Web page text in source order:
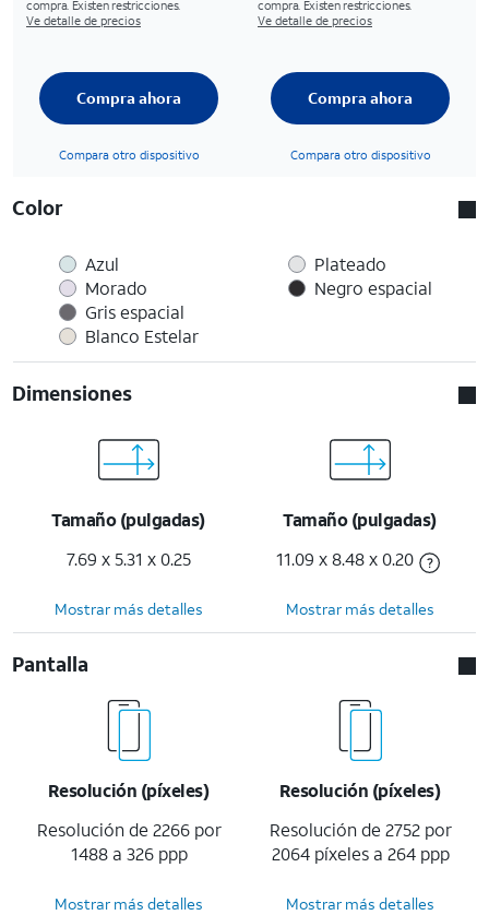
compra. Existen restricciones.
Ve detalle de precios
compra. Existen restricciones.
Ve detalle de precios
Compra ahora
Compara otro dispositivo
Compra ahora
Compara otro dispositivo
Color
Azul
Morado
Gris espacial
Blanco Estelar
Plateado
Negro espacial
Dimensiones
Tamaño (pulgadas)
7.69 x 5.31 x 0.25
Tamaño (pulgadas)
11.09 x 8.48 x 0.20
Mostrar más detalles Mostrar más detalles
Pantalla
Resolución (píxeles)
Resolución de 2266 por
1488 a 326 ppp
Resolución (píxeles)
Resolución de 2752 por
2064 píxeles a 264 ppp
Mostrar más detalles Mostrar más detalles